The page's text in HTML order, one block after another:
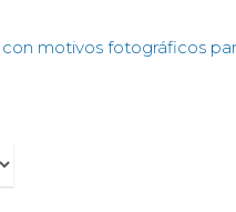
motivos fotográficos